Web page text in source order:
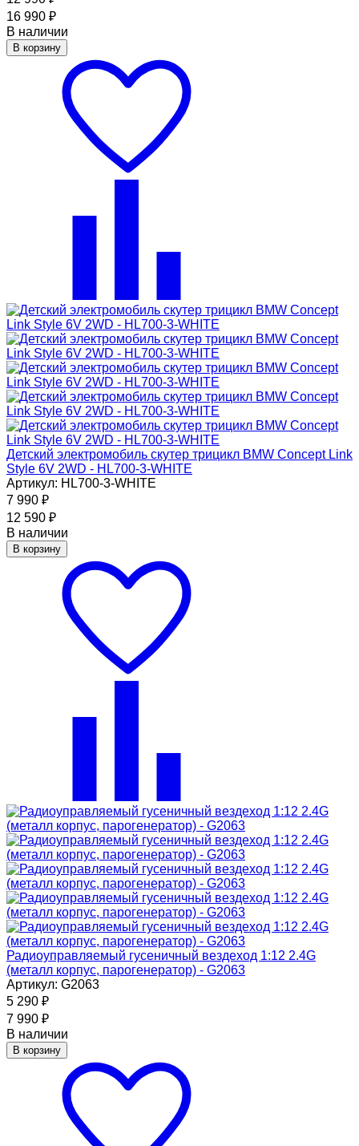
16 990 ₽
В наличии
В корзину
Детский электромобиль скутер трицикл BMW Concept Link
Style 6V 2WD - HL700-3-WHITE
Артикул: HL700-3-WHITE
7 990 ₽
12 590 ₽
В наличии
В корзину
Радиоуправляемый гусеничный вездеход 1:12 2.4G
(металл корпус, парогенератор) - G2063
Артикул: G2063
5 290 ₽
7 990 ₽
В наличии
В корзину